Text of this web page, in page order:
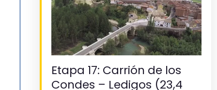
Etapa 17: Carrión de los
Condes – Ledigos (23,4